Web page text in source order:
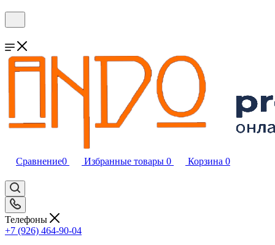
Сравнение0 Избранные товары 0 Корзина 0
Телефоны
+7 (926) 464-90-04